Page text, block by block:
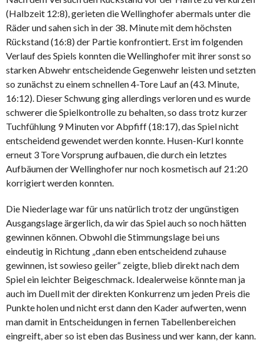
(Halbzeit 12:8), gerieten die Wellinghofer abermals unter die
Räder und sahen sich in der 38. Minute mit dem höchsten
Rückstand (16:8) der Partie konfrontiert. Erst im folgenden
Verlauf des Spiels konnten die Wellinghofer mit ihrer sonst so
starken Abwehr entscheidende Gegenwehr leisten und setzten
so zunächst zu einem schnellen 4-Tore Lauf an (43. Minute,
16:12). Dieser Schwung ging allerdings verloren und es wurde
schwerer die Spielkontrolle zu behalten, so dass trotz kurzer
Tuchfühlung 9 Minuten vor Abpfiff (18:17), das Spiel nicht
entscheidend gewendet werden konnte. Husen-Kurl konnte
erneut 3 Tore Vorsprung aufbauen, die durch ein letztes
Aufbäumen der Wellinghofer nur noch kosmetisch auf 21:20
korrigiert werden konnten.
Die Niederlage war für uns natürlich trotz der ungünstigen
Ausgangslage ärgerlich, da wir das Spiel auch so noch hätten
gewinnen können. Obwohl die Stimmungslage bei uns
eindeutig in Richtung „dann eben entscheidend zuhause
gewinnen, ist sowieso geiler“ zeigte, blieb direkt nach dem
Spiel ein leichter Beigeschmack. Idealerweise könnte man ja
auch im Duell mit der direkten Konkurrenz um jeden Preis die
Punkte holen und nicht erst dann den Kader aufwerten, wenn
man damit in Entscheidungen in fernen Tabellenbereichen
eingreift, aber so ist eben das Business und wer kann, der kann.